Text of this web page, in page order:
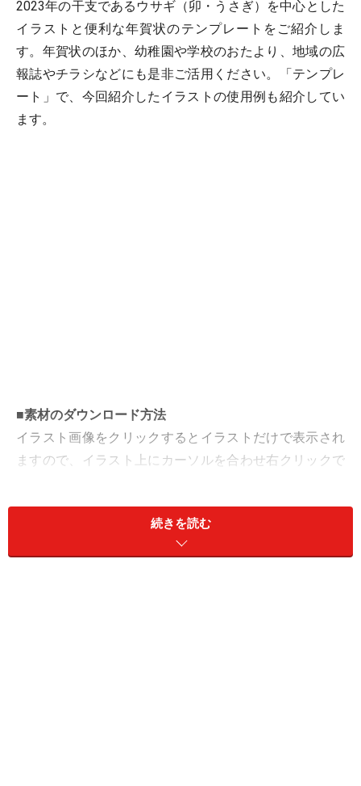
2023年の干支であるウサギ（卯・うさぎ）を中心とした
イラストと便利な年賀状のテンプレートをご紹介しま
す。年賀状のほか、幼稚園や学校のおたより、地域の広
報誌やチラシなどにも是非ご活用ください。「テンプレ
ート」で、今回紹介したイラストの使用例も紹介してい
ます。
■素材のダウンロード方法
イラスト画像をクリックするとイラストだけで表示され
ますので、イラスト上にカーソルを合わせ右クリックで
場所に保存をし利用してください。データの種類はjpgと
png（一部のみ）の2種類になります。ご都合の良い方を
続きを読む